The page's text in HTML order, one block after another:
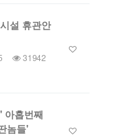
설 휴관안
31942
아홉번째
놈들'